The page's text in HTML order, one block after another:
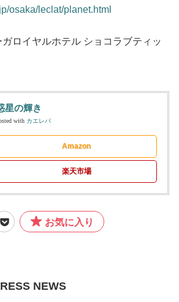
osaka/leclat/planet.html
ロイヤルホテル ショコラブティッ
星の輝き
with カエレバ
Amazon
楽天市場
お気に入り
NEWS